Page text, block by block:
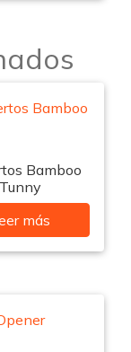
Bamboo
Tunny
más